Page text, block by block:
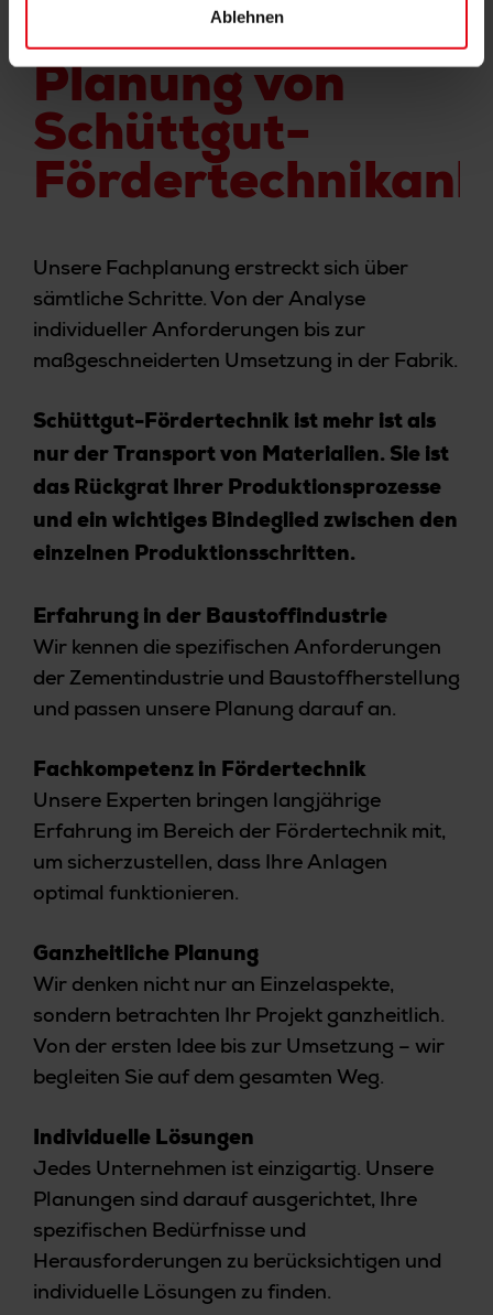
Ablehnen
Planung von
Schüttgut-
Unsere Fachplanung erstreckt sich über
sämtliche Schritte. Von der Analyse
individueller Anforderungen bis zur
maßgeschneiderten Umsetzung in der Fabrik.
Schüttgut-Fördertechnik ist mehr ist als
nur der Transport von Materialien. Sie ist
das Rückgrat Ihrer Produktionsprozesse
und ein wichtiges Bindeglied zwischen den
einzelnen Produktionsschritten.
Erfahrung in der Baustoffindustrie
Wir kennen die spezifischen Anforderungen
der Zementindustrie und Baustoffherstellung
und passen unsere Planung darauf an.
Fachkompetenz in Fördertechnik
Unsere Experten bringen langjährige
Erfahrung im Bereich der Fördertechnik mit,
um sicherzustellen, dass Ihre Anlagen
optimal funktionieren.
Ganzheitliche Planung
Wir denken nicht nur an Einzelaspekte,
sondern betrachten Ihr Projekt ganzheitlich.
Von der ersten Idee bis zur Umsetzung – wir
begleiten Sie auf dem gesamten Weg.
Individuelle Lösungen
Jedes Unternehmen ist einzigartig. Unsere
Planungen sind darauf ausgerichtet, Ihre
spezifischen Bedürfnisse und
Herausforderungen zu berücksichtigen und
individuelle Lösungen zu finden.